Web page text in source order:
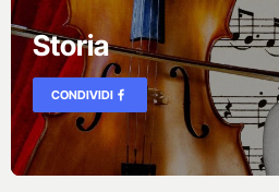
Storia
CONDIVIDI